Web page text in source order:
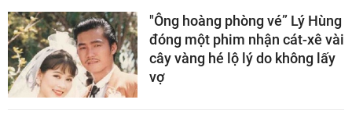
"Ông hoàng phòng vé” Lý Hùng
đóng một phim nhận cát-xê vài
cây vàng hé lộ lý do không lấy
vợ